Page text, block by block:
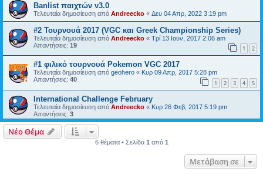
Banlist παιχτών v3.0
Τελευταία δημοσίευση από Andreecko « Δευ 04 Απρ, 2022 3:19 pm
#2 Τουρνουά 2017 (VGC και Greek Championship Series)
Τελευταία δημοσίευση από Andreecko « Τρί 13 Ιουν, 2017 2:06 am
Απαντήσεις: 19 1 2
#1 φιλικό τουρνουά Pokemon VGC 2017
Τελευταία δημοσίευση από geohero « Κυρ 09 Απρ, 2017 5:28 pm
Απαντήσεις: 40 1 2 3 4 5
International Challenge February
Τελευταία δημοσίευση από Andreecko « Κυρ 26 Φεβ, 2017 5:19 pm
Απαντήσεις: 3
Νέο Θέμα
6 θέματα • Σελίδα 1 από 1
Μετάβαση σε